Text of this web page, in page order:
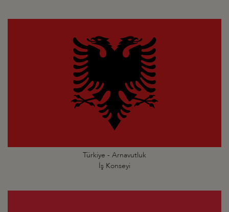
Türkiye - Arnavutluk
İş Konseyi